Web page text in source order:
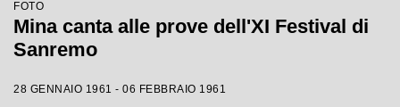
FOTO
Mina canta alle prove dell'XI Festival di
Sanremo
28 GENNAIO 1961 - 06 FEBBRAIO 1961